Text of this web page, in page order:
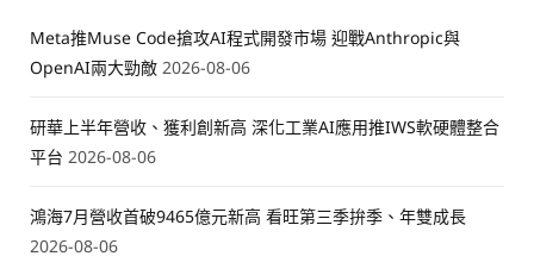
Meta推Muse Code搶攻AI程式開發市場 迎戰Anthropic與
OpenAI兩大勁敵 2026-08-06
研華上半年營收、獲利創新高 深化工業AI應用推IWS軟硬體整合
平台 2026-08-06
鴻海7月營收首破9465億元新高 看旺第三季拚季、年雙成長
2026-08-06